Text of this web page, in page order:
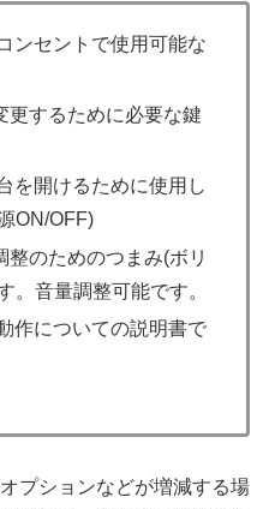
ンセントで使用可能な
更するために必要な鍵
を開けるために使用し
ON/OFF)
のためのつまみ(ボリ
。音量調整可能です。
作についての説明書で
プションなどが増減する場